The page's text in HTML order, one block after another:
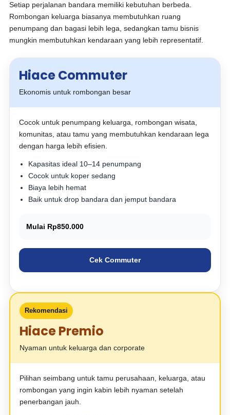
Setiap perjalanan bandara memiliki kebutuhan berbeda.
Rombongan keluarga biasanya membutuhkan ruang
penumpang dan bagasi lebih lega, sedangkan tamu bisnis
mungkin membutuhkan kendaraan yang lebih representatif.
Hiace Commuter
Ekonomis untuk rombongan besar
Cocok untuk penumpang keluarga, rombongan wisata,
komunitas, atau tamu yang membutuhkan kendaraan lega
dengan harga lebih efisien.
Kapasitas ideal 10–14 penumpang
Cocok untuk koper sedang
Biaya lebih hemat
Baik untuk drop bandara dan jemput bandara
Mulai Rp850.000
Cek Commuter
Rekomendasi
Hiace Premio
Nyaman untuk keluarga dan corporate
Pilihan seimbang untuk tamu perusahaan, keluarga, atau
rombongan yang ingin kabin lebih nyaman setelah
penerbangan jauh.